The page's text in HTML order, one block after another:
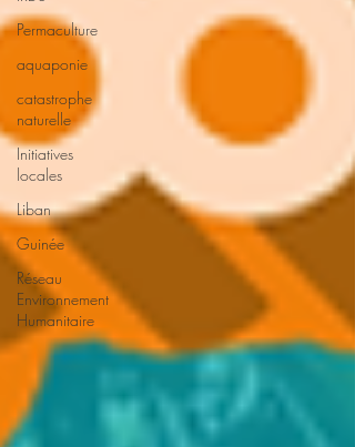
Permaculture
aquaponie
catastrophe
naturelle
Initiatives
locales
Liban
Guinée
Réseau
Environnement
Humanitaire